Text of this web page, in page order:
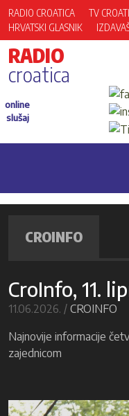
RADIO CROATICA TV
HRVATSKI GLASNIK
RADIO
croatica
online
slušaj
CROINFO
CroInfo, 11.
11.06.2026. / CROINFO
Najnovije informacije
zajednicom